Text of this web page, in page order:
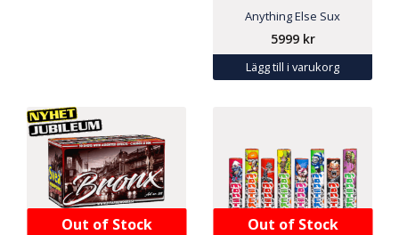
Anything Else Sux
5999 kr
Lägg till i varukorg
Out of Stock Out of Stock